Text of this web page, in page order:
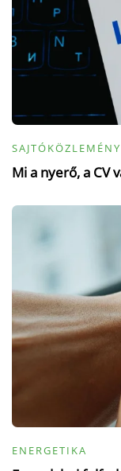
SAJTÓKÖZLEMÉNY
Mi a nyerő, a CV
ENERGETIKA